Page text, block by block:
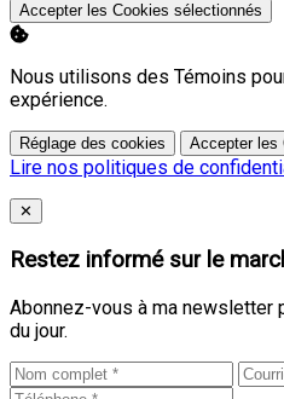
Accepter les Cookies sélectionnés
Nous utilisons des Témoins
expérience.
Réglage des cookies Accepter les
Lire nos politiques de
Close
✕
Restez informé sur le
Abonnez-vous à ma newsletter
du jour.